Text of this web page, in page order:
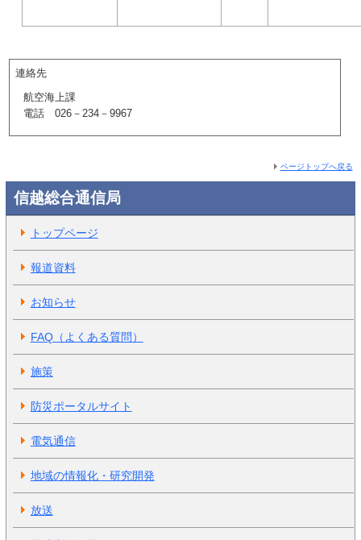
連絡先
航空海上課
電話 026－234－9967
ページトップへ戻る
信越総合通信局
トップページ
報道資料
お知らせ
FAQ（よくある質問）
施策
防災ポータルサイト
電気通信
地域の情報化・研究開発
放送